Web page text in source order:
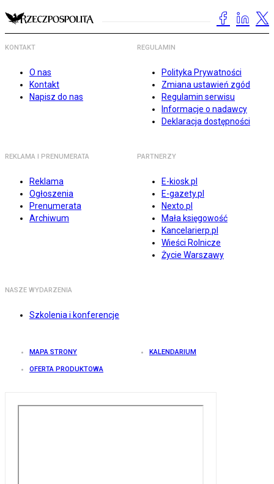
KONTAKT
O nas
Kontakt
Napisz do nas
REGULAMIN
Polityka Prywatności
Zmiana ustawień zgód
Regulamin serwisu
Informacje o nadawcy
Deklaracja dostępności
REKLAMA I PRENUMERATA
Reklama
Ogłoszenia
Prenumerata
Archiwum
PARTNERZY
E-kiosk.pl
E-gazety.pl
Nexto.pl
Mała księgowość
Kancelarierp.pl
Wieści Rolnicze
Życie Warszawy
NASZE WYDARZENIA
Szkolenia i konferencje
MAPA STRONY KALENDARIUM
OFERTA PRODUKTOWA